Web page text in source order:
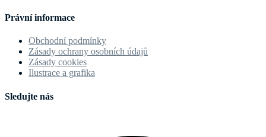
Právní informace
Obchodní podmínky
Zásady ochrany osobních údajů
Zásady cookies
Ilustrace a grafika
Sledujte nás